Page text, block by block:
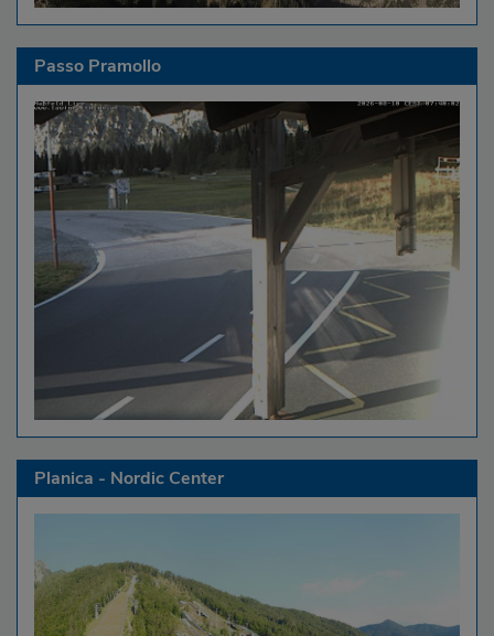
Passo Pramollo
Planica - Nordic Center